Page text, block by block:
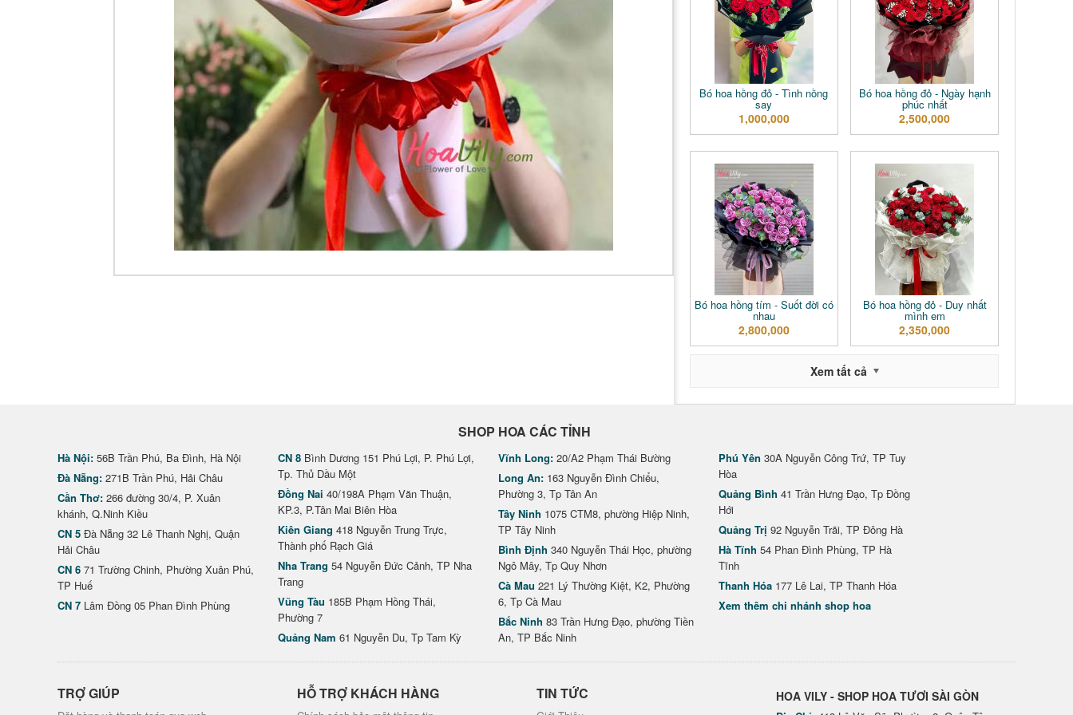
Bó hoa hồng đỏ - Tình nồng
say
1,000,000
Bó hoa hồng đỏ - Ngày hạnh
phúc nhất
2,500,000
Bó hoa hồng tím - Suốt đời có
nhau
2,800,000
Bó hoa hồng đỏ - Duy nhất
mình em
2,350,000
Xem tất cả
SHOP HOA CÁC TỈNH
Hà Nội: 56B Trần Phú, Ba Đình, Hà Nội
Đà Nẵng: 271B Trần Phú, Hải Châu
Cần Thơ: 266 đường 30/4, P. Xuân
khánh, Q.Ninh Kiều
CN 5 Đà Nẵng 32 Lê Thanh Nghị, Quận
Hải Châu
CN 6 71 Trường Chinh, Phường Xuân Phú,
TP Huế
CN 7 Lâm Đồng 05 Phan Đình Phùng
CN 8 Bình Dương 151 Phú Lợi, P. Phú Lợi,
Tp. Thủ Dầu Một
Đồng Nai 40/198A Phạm Văn Thuận,
KP.3, P.Tân Mai Biên Hòa
Kiên Giang 418 Nguyễn Trung Trực,
Thành phố Rạch Giá
Nha Trang 54 Nguyễn Đức Cảnh, TP Nha
Trang
Vũng Tàu 185B Phạm Hồng Thái,
Phường 7
Quảng Nam 61 Nguyễn Du, Tp Tam Kỳ
Vĩnh Long: 20/A2 Phạm Thái Bường
Long An: 163 Nguyễn Đình Chiểu,
Phường 3, Tp Tân An
Tây Ninh 1075 CTM8, phường Hiệp Ninh,
TP Tây Ninh
Bình Định 340 Nguyễn Thái Học, phường
Ngô Mây, Tp Quy Nhơn
Cà Mau 221 Lý Thường Kiệt, K2, Phường
6, Tp Cà Mau
Bắc Ninh 83 Trần Hưng Đạo, phường Tiền
An, TP Bắc Ninh
Phú Yên 30A Nguyễn Công Trứ, TP Tuy
Hòa
Quảng Bình 41 Trần Hưng Đạo, Tp Đồng
Hới
Quảng Trị 92 Nguyễn Trãi, TP Đông Hà
Hà Tĩnh 54 Phan Đình Phùng, TP Hà
Tĩnh
Thanh Hóa 177 Lê Lai, TP Thanh Hóa
Xem thêm chi nhánh shop hoa
TRỢ GIÚP HỖ TRỢ KHÁCH HÀNG TIN TỨC HOA VILY - SHOP HOA TƯƠI SÀI GÒN